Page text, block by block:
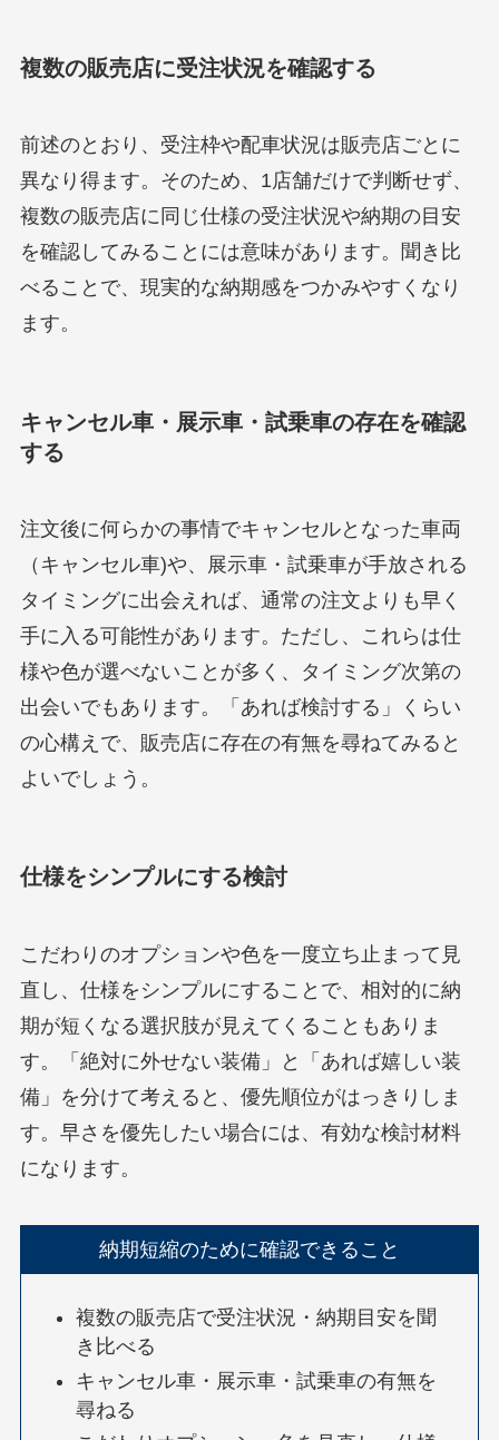
複数の販売店に受注状況を確認する
前述のとおり、受注枠や配車状況は販売店ごとに
異なり得ます。そのため、1店舗だけで判断せず、
複数の販売店に同じ仕様の受注状況や納期の目安
を確認してみることには意味があります。聞き比
べることで、現実的な納期感をつかみやすくなり
ます。
キャンセル車・展示車・試乗車の存在を確認
する
注文後に何らかの事情でキャンセルとなった車両
（キャンセル車)や、展示車・試乗車が手放される
タイミングに出会えれば、通常の注文よりも早く
手に入る可能性があります。ただし、これらは仕
様や色が選べないことが多く、タイミング次第の
出会いでもあります。「あれば検討する」くらい
の心構えで、販売店に存在の有無を尋ねてみると
よいでしょう。
仕様をシンプルにする検討
こだわりのオプションや色を一度立ち止まって見
直し、仕様をシンプルにすることで、相対的に納
期が短くなる選択肢が見えてくることもありま
す。「絶対に外せない装備」と「あれば嬉しい装
備」を分けて考えると、優先順位がはっきりしま
す。早さを優先したい場合には、有効な検討材料
になります。
納期短縮のために確認できること
複数の販売店で受注状況・納期目安を聞
き比べる
キャンセル車・展示車・試乗車の有無を
尋ねる